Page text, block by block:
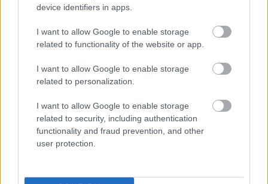
device identifiers in apps.
I want to allow Google to enable storage
related to functionality of the website or app.
I want to allow Google to enable storage
related to personalization.
I want to allow Google to enable storage
related to security, including authentication
functionality and fraud prevention, and other
user protection.